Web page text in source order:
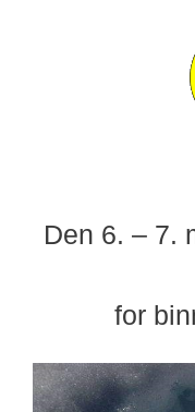
Den 6. – 7.
for